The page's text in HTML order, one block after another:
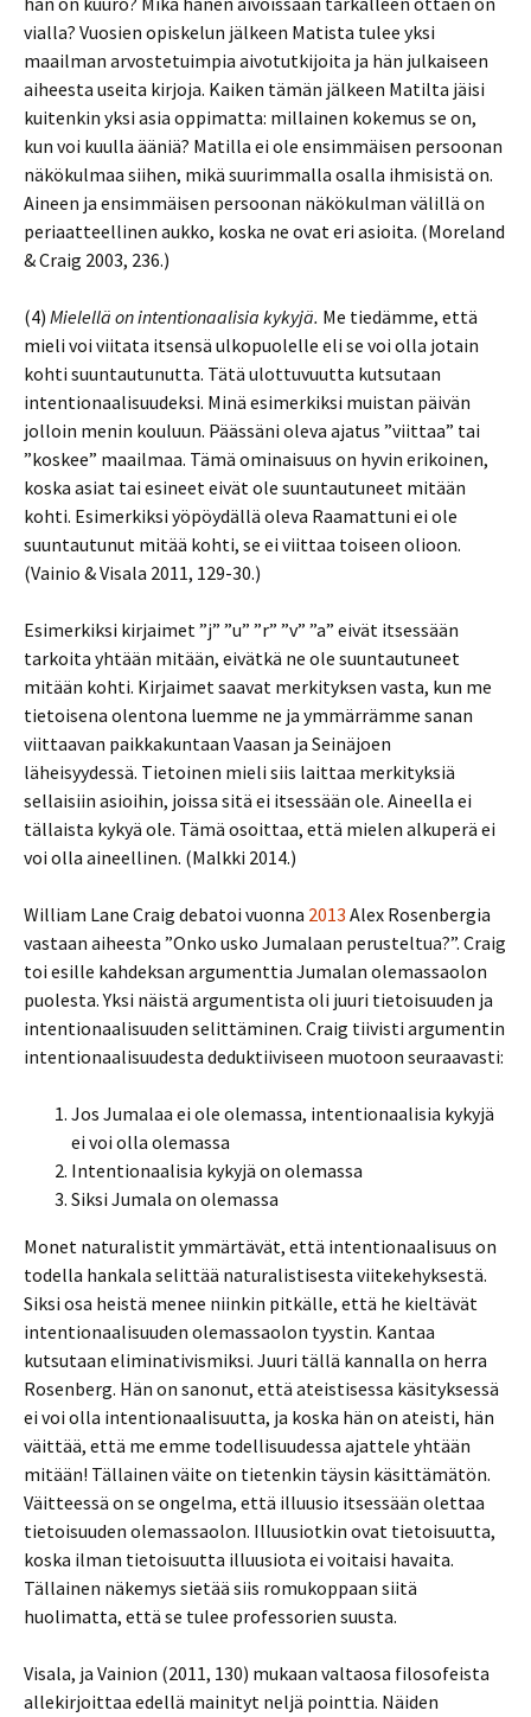
vialla? Vuosien opiskelun jälkeen Matista tulee yksi
maailman arvostetuimpia aivotutkijoita ja hän julkaiseen
aiheesta useita kirjoja. Kaiken tämän jälkeen Matilta jäisi
kuitenkin yksi asia oppimatta: millainen kokemus se on,
kun voi kuulla ääniä? Matilla ei ole ensimmäisen persoonan
näkökulmaa siihen, mikä suurimmalla osalla ihmisistä on.
Aineen ja ensimmäisen persoonan näkökulman välillä on
periaatteellinen aukko, koska ne ovat eri asioita. (Moreland
& Craig 2003, 236.)
(4) Mielellä on intentionaalisia kykyjä. Me tiedämme, että
mieli voi viitata itsensä ulkopuolelle eli se voi olla jotain
kohti suuntautunutta. Tätä ulottuvuutta kutsutaan
intentionaalisuudeksi. Minä esimerkiksi muistan päivän
jolloin menin kouluun. Päässäni oleva ajatus ”viittaa” tai
”koskee” maailmaa. Tämä ominaisuus on hyvin erikoinen,
koska asiat tai esineet eivät ole suuntautuneet mitään
kohti. Esimerkiksi yöpöydällä oleva Raamattuni ei ole
suuntautunut mitää kohti, se ei viittaa toiseen olioon.
(Vainio & Visala 2011, 129-30.)
Esimerkiksi kirjaimet ”j” ”u” ”r” ”v” ”a” eivät itsessään
tarkoita yhtään mitään, eivätkä ne ole suuntautuneet
mitään kohti. Kirjaimet saavat merkityksen vasta, kun me
tietoisena olentona luemme ne ja ymmärrämme sanan
viittaavan paikkakuntaan Vaasan ja Seinäjoen
läheisyydessä. Tietoinen mieli siis laittaa merkityksiä
sellaisiin asioihin, joissa sitä ei itsessään ole. Aineella ei
tällaista kykyä ole. Tämä osoittaa, että mielen alkuperä ei
voi olla aineellinen. (Malkki 2014.)
William Lane Craig debatoi vuonna 2013 Alex Rosenbergia
vastaan aiheesta ”Onko usko Jumalaan perusteltua?”. Craig
toi esille kahdeksan argumenttia Jumalan olemassaolon
puolesta. Yksi näistä argumentista oli juuri tietoisuuden ja
intentionaalisuuden selittäminen. Craig tiivisti argumentin
intentionaalisuudesta deduktiiviseen muotoon seuraavasti:
Jos Jumalaa ei ole olemassa, intentionaalisia kykyjä
ei voi olla olemassa
Intentionaalisia kykyjä on olemassa
Siksi Jumala on olemassa
Monet naturalistit ymmärtävät, että intentionaalisuus on
todella hankala selittää naturalistisesta viitekehyksestä.
Siksi osa heistä menee niinkin pitkälle, että he kieltävät
intentionaalisuuden olemassaolon tyystin. Kantaa
kutsutaan eliminativismiksi. Juuri tällä kannalla on herra
Rosenberg. Hän on sanonut, että ateistisessa käsityksessä
ei voi olla intentionaalisuutta, ja koska hän on ateisti, hän
väittää, että me emme todellisuudessa ajattele yhtään
mitään! Tällainen väite on tietenkin täysin käsittämätön.
Väitteessä on se ongelma, että illuusio itsessään olettaa
tietoisuuden olemassaolon. Illuusiotkin ovat tietoisuutta,
koska ilman tietoisuutta illuusiota ei voitaisi havaita.
Tällainen näkemys sietää siis romukoppaan siitä
huolimatta, että se tulee professorien suusta.
Visala, ja Vainion (2011, 130) mukaan valtaosa filosofeista
allekirjoittaa edellä mainityt neljä pointtia. Näiden